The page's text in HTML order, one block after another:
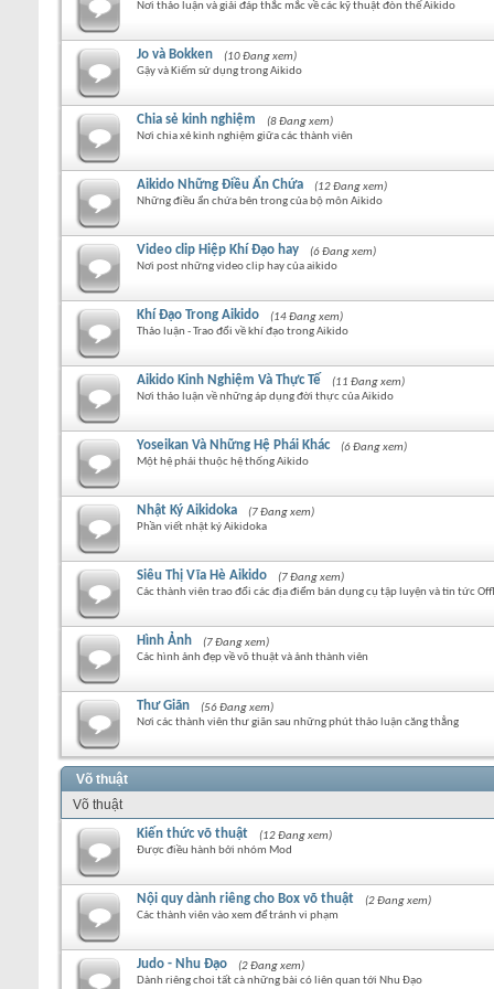
Nơi thảo luận và giải đáp thắc mắc về các kỹ thuật đòn thế Aikido
Jo và Bokken
(10 Đang xem)
Gậy và Kiếm sử dụng trong Aikido
Chia sẻ kinh nghiệm
(8 Đang xem)
Nơi chia xẻ kinh nghiệm giữa các thành viên
Aikido Những Điều Ẩn Chứa
(12 Đang xem)
Những điều ẩn chứa bên trong của bộ môn Aikido
Video clip Hiệp Khí Đạo hay
(6 Đang xem)
Nơi post những video clip hay của aikido
Khí Đạo Trong Aikido
(14 Đang xem)
Thảo luận - Trao đổi về khí đạo trong Aikido
Aikido Kinh Nghiệm Và Thực Tế
(11 Đang xem)
Nơi thảo luận về những áp dụng đời thực của Aikido
Yoseikan Và Những Hệ Phái Khác
(6 Đang xem)
Một hệ phái thuộc hệ thống Aikido
Nhật Ký Aikidoka
(7 Đang xem)
Phần viết nhật ký Aikidoka
Siêu Thị Vĩa Hè Aikido
(7 Đang xem)
Các thành viên trao đổi các địa điểm bán dụng cụ tập luyện và tin tức
Hình Ảnh
(7 Đang xem)
Các hình ảnh đẹp về võ thuật và ảnh thành viên
Thư Giãn
(56 Đang xem)
Nơi các thành viên thư giãn sau những phút thảo luận căng thẳng
Võ thuật
Võ thuật
Kiến thức võ thuật
(12 Đang xem)
Được điều hành bởi nhóm Mod
Nội quy dành riêng cho Box võ thuật
(2 Đang xem)
Các thành viên vào xem để tránh vi phạm
Judo - Nhu Đạo
(2 Đang xem)
Dành riêng choi tất cà những bài có liên quan tới Nhu Đạo